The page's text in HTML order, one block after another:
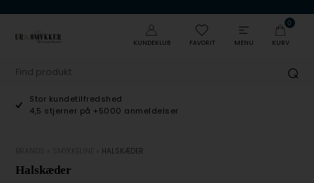
KUNDEKLUB FAVORIT MENU
0
KURV
Stor kundetilfredshed
4,5 stjerner på +5000 anmeldelser
HALSKÆDER
Halskæder